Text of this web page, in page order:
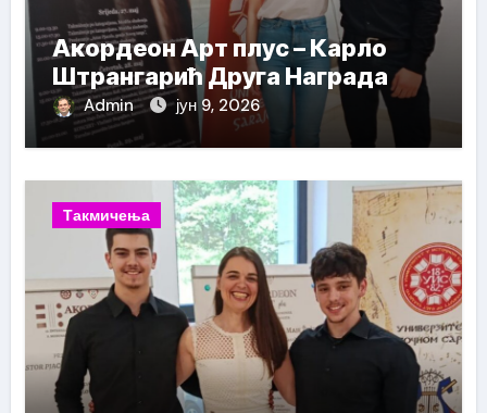
Акордеон Арт плус – Карло
Штрангарић Друга Награда
Admin јун 9, 2026
Такмичења